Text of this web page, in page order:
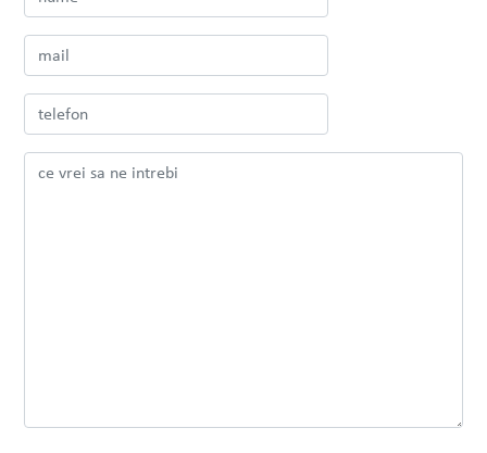
Nawaf Salameh
Chairman & Founding Owner
Prima intalnire cu echipa INOVEO a fost
impresionat cu entuziasmul